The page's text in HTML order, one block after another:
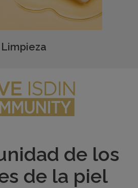
Limpieza
de los
de la piel